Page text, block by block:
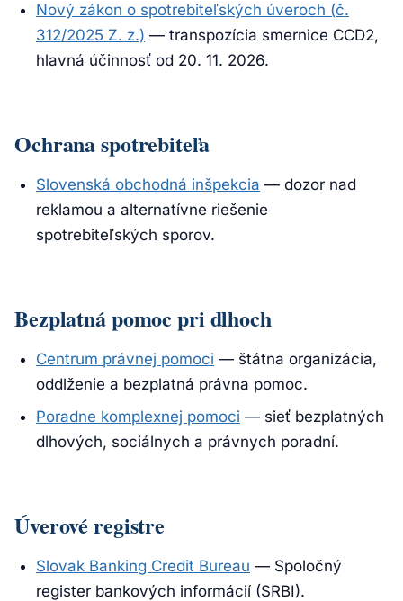
Nový zákon o spotrebiteľských úveroch (č.
312/2025 Z. z.) — transpozícia smernice CCD2,
hlavná účinnosť od 20. 11. 2026.
Ochrana spotrebiteľa
Slovenská obchodná inšpekcia — dozor nad
reklamou a alternatívne riešenie
spotrebiteľských sporov.
Bezplatná pomoc pri dlhoch
Centrum právnej pomoci — štátna organizácia,
oddlženie a bezplatná právna pomoc.
Poradne komplexnej pomoci — sieť bezplatných
dlhových, sociálnych a právnych poradní.
Úverové registre
Slovak Banking Credit Bureau — Spoločný
register bankových informácií (SRBI).